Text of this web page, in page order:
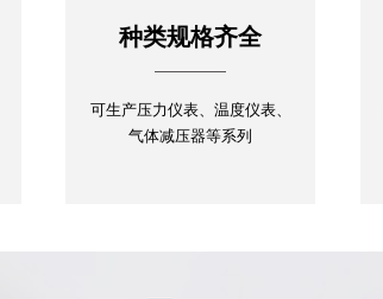
种类规格齐全
可生产压力仪表、温度仪表、
气体减压器等系列